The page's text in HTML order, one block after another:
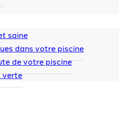
saine
dans votre piscine
de votre piscine
verte